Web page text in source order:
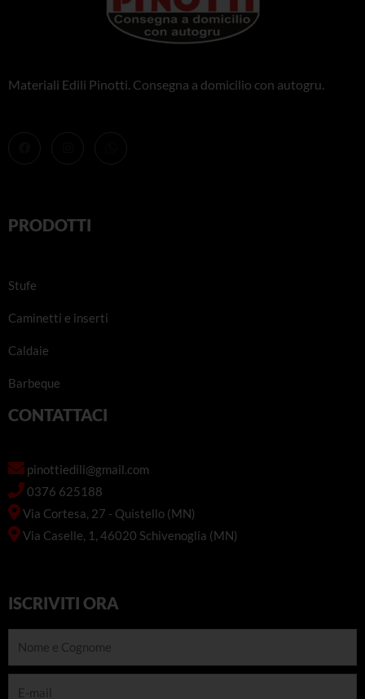
Materiali Edili Pinotti. Consegna a domicilio con autogru.
PRODOTTI
Stufe
Caminetti e inserti
Caldaie
Barbeque
CONTATTACI
pinottiedili@gmail.com
0376 625188
Via Cortesa, 27 - Quistello (MN)
Via Caselle, 1, 46020 Schivenoglia (MN)
ISCRIVITI ORA